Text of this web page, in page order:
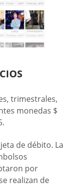
trimestrales,
monedas $
de débito. La
por
realizan de